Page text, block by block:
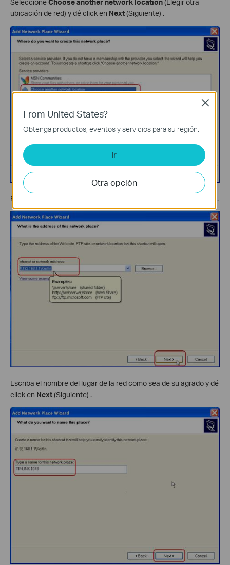
SeleccioneChoose another network location(Elegir otra
ubicación de red) y dé click en Next(Siguiente) .
Escriba la dirección para la carpeta, dé click en (Siguiente) .
Escriba el nombre del lugar de la red como sea de su agrado y dé
click en Next(Siguiente) .
From United States?
Obtenga productos, eventos y servicios para su región.
Ir
Otra opción
Close